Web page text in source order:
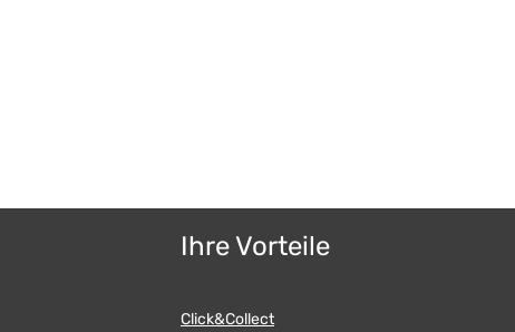
Ihre Vorteile
Click&Collect